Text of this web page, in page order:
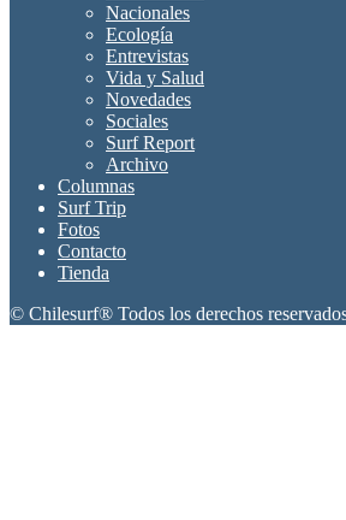
Nacionales
Ecología
Entrevistas
Vida y Salud
Novedades
Sociales
Surf Report
Archivo
Columnas
Surf Trip
Fotos
Contacto
Tienda
© Chilesurf® Todos los derechos